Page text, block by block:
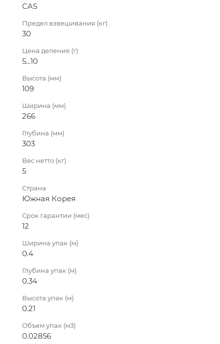
CAS
Предел взвешивания (кг)
30
Цена деления (г)
5...10
Высота (мм)
109
Ширина (мм)
266
Глубина (мм)
303
Вес нетто (кг)
5
Страна
Южная Корея
Срок гарантии (мес)
12
Ширина упак (м)
0.4
Глубина упак (м)
0.34
Высота упак (м)
0.21
Объем упак (м3)
0.02856